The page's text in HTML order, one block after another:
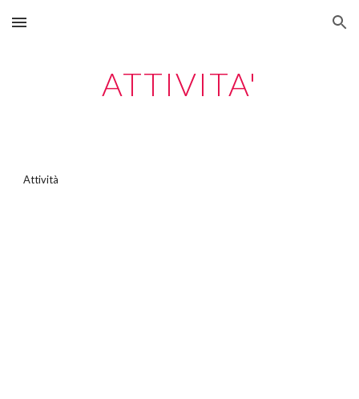
Skip to main content Skip to navigation
ATTIVITA'
Attività